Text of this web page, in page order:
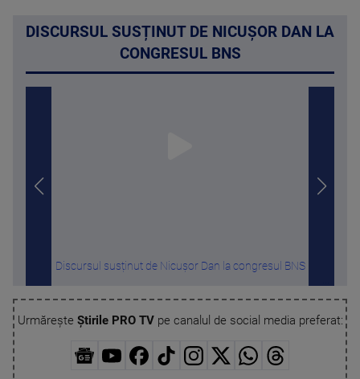
DISCURSUL SUSȚINUT DE NICUȘOR DAN LA
CONGRESUL BNS
Discursul susținut de Nicușor Dan la congresul BNS
Urmărește Știrile PRO TVpe canalul de social media preferat: